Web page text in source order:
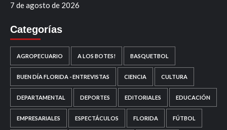
7 de agosto de 2026
Categorías
AGROPECUARIO A LOS BOTES! BASQUETBOL
BUEN DÍA FLORIDA - ENTREVISTAS CIENCIA CULTURA
DEPARTAMENTAL DEPORTES EDITORIALES EDUCACIÓN
EMPRESARIALES ESPECTÁCULOS FLORIDA FÚTBOL